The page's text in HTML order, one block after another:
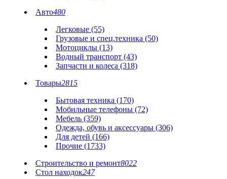
Авто480
Легковые (55)
Грузовые и спец.техника (50)
Мотоциклы (13)
Водный транспорт (43)
Запчасти и колеса (318)
Товары2815
Бытовая техника (170)
Мобильные телефоны (72)
Мебель (359)
Одежда, обувь и аксессуары (306)
Для детей (166)
Прочие (1733)
Строительство и ремонт8022
Стол находок247